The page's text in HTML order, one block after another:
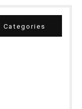
Categories